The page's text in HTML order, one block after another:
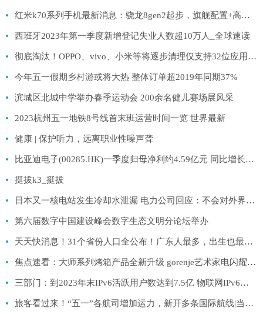
红米k70系列手机最新消息：骁龙8gen2起步，旗舰配置+高端质感！
西班牙2023年第一季度新增登记失业人数超10万人_全球速读
彻底淘汰！OPPO、vivo、小米等将逐步清理仅支持32位应用：7月1日开始
今年五一假期乡村游或将大热 整体订单超2019年同期37%
滨城区北城中学举办春季运动会 200余名健儿赛场展风采
2023杭州五一地铁8号线首末班运营时间一览 世界最新
健康 | 保护听力，远离职业性噪声聋
比亚迪电子(00285.HK)一季度归母净利约4.59亿元 同比增长154.85% 全球新要闻
挺拔k3_挺拔
日本又一核电站发生冷却水泄漏 电力公司回应：不会对外界有影响
第六届数字中国建设峰会数字生态文明分论坛举办
天天快消息！31个省份人口全公布！广东人最多，出生也最多：连续3年超100万！浙江拿下一项“第一”
焦点速看：大师系列烤箱产品全新升级 gorenje艺术家电闪耀2023AWE
三部门：到2023年末IPv6活跃用户数达到7.5亿 物联网IPv6连接数达到3亿-观点
旅客看过来！“五一”各航司增加运力，新开多条国际航线|当前热讯